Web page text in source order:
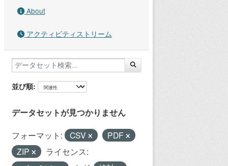
About
アクティビティストリーム
並び順
データセットが見つかりません
フォーマット: CSV
PDF
ZIP
ライセンス: